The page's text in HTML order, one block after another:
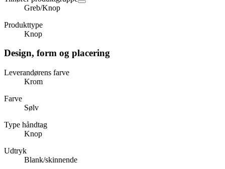
Greb/Knop
Produkttype
Knop
Design, form og placering
Leverandørens farve
Krom
Farve
Sølv
Type håndtag
Knop
Udtryk
Blank/skinnende